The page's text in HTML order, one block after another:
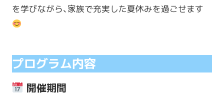
を学びながら、家族で充実した夏休みを過ごせます
プログラム内容
開催期間